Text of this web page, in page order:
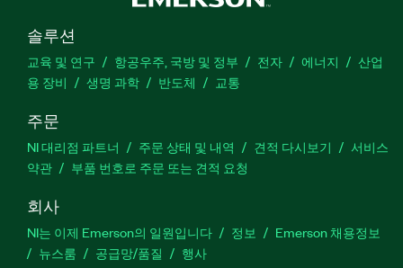
솔루션
교육 및 연구 항공우주, 국방 및 정부 전자 에너지
산업
용 장비
생명 과학 반도체 교통
주문
NI 대리점 파트너 주문 상태 및 내역 견적 다시보기
서비스
약관
부품 번호로 주문 또는 견적 요청
회사
NI는 이제 Emerson의 일원입니다 정보
Emerson 채용정보
뉴스룸
공급망/품질 행사